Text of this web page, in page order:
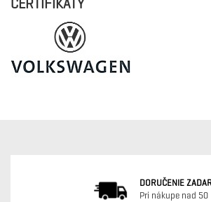
CERTIFIKÁTY
DORUČENIE
Pri nákupe nad 50